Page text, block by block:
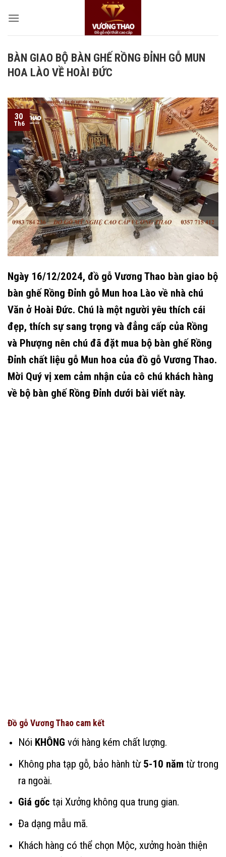
qua
BÀN GIAO BỘ BÀN GHẾ RỒNG ĐỈNH GỖ MUN
HOA LÀO VỀ HOÀI ĐỨC
30
Th6
Ngày 16/12/2024, đồ gỗ Vương Thao bàn giao bộ
bàn ghế Rồng Đỉnh gỗ Mun hoa Lào về nhà chú
Văn ở Hoài Đức. Chú là một người yêu thích cái
đẹp, thích sự sang trọng và đẳng cấp của Rồng
và Phượng nên chú đã đặt mua bộ bàn ghế Rồng
Đỉnh chất liệu gỗ Mun hoa của đồ gỗ Vương Thao.
Mời Quý vị xem cảm nhận của cô chú khách hàng
về bộ bàn ghế Rồng Đỉnh dưới bài viết này.
Đồ gỗ Vương Thao cam kết
Nói KHÔNG với hàng kém chất lượng.
Không pha tạp gỗ, bảo hành từ 5-10 năm từ trong
ra ngoài.
Giá gốc tại Xưởng không qua trung gian.
Đa dạng mẫu mã.
Khách hàng có thể chọn Mộc, xưởng hoàn thiện